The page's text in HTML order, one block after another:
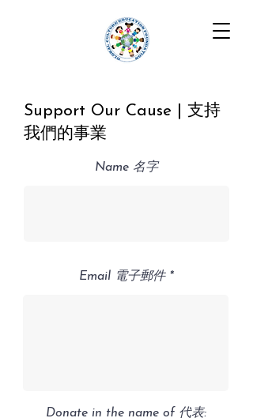
Support Our Cause | 支持
我們的事業
Name 名字
Email 電子郵件
Donate in the name of 代表: